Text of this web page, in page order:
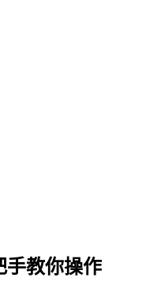
手教你操作